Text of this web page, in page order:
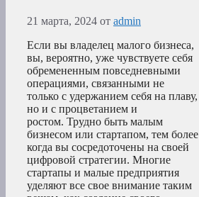
21 марта, 2024 от admin
Если вы владелец малого бизнеса,
вы, вероятно, уже чувствуете себя
обремененным повседневными
операциями, связанными не
только с удержанием себя на плаву,
но и с процветанием и
ростом. Трудно быть малым
бизнесом или стартапом, тем более
когда вы сосредоточены на своей
цифровой стратегии. Многие
стартапы и малые предприятия
уделяют все свое внимание таким